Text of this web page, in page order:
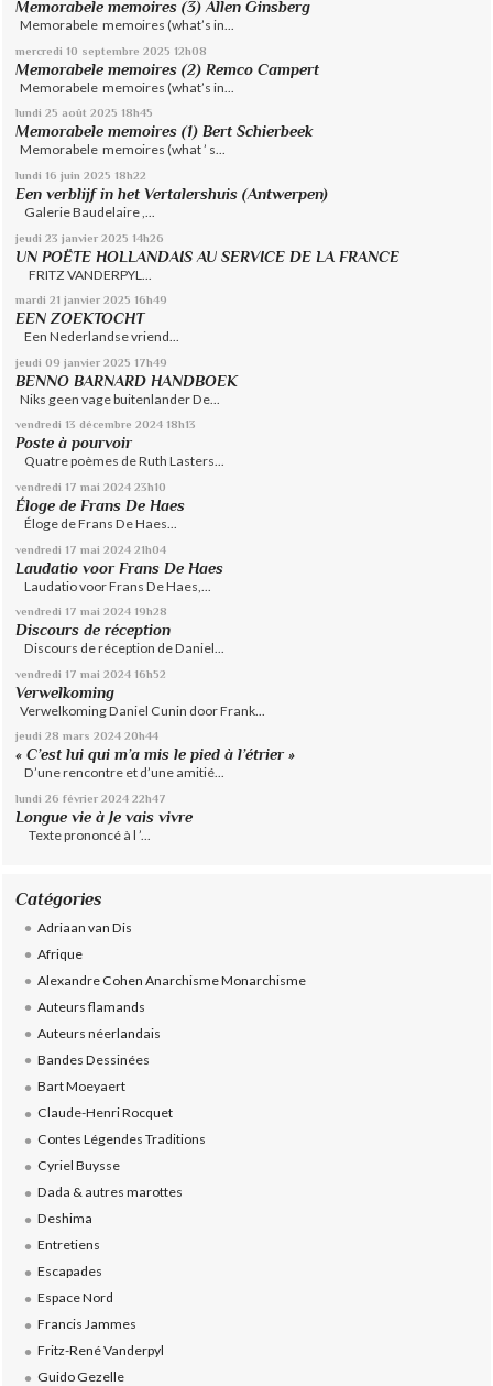
Memorabele memoires (3) Allen Ginsberg
Memorabele memoires (what’s in...
mercredi 10 septembre 2025 12h08
Memorabele memoires (2) Remco Campert
Memorabele memoires (what’s in...
lundi 25 août 2025 18h45
Memorabele memoires (1) Bert Schierbeek
Memorabele memoires (what ’ s...
lundi 16 juin 2025 18h22
Een verblijf in het Vertalershuis (Antwerpen)
Galerie Baudelaire ,...
jeudi 23 janvier 2025 14h26
UN POËTE HOLLANDAIS AU SERVICE DE LA FRANCE
FRITZ VANDERPYL...
mardi 21 janvier 2025 16h49
EEN ZOEKTOCHT
Een Nederlandse vriend...
jeudi 09 janvier 2025 17h49
BENNO BARNARD HANDBOEK
Niks geen vage buitenlander De...
vendredi 13 décembre 2024 18h13
Poste à pourvoir
Quatre poèmes de Ruth Lasters...
vendredi 17 mai 2024 23h10
Éloge de Frans De Haes
Éloge de Frans De Haes...
vendredi 17 mai 2024 21h04
Laudatio voor Frans De Haes
Laudatio voor Frans De Haes,...
vendredi 17 mai 2024 19h28
Discours de réception
Discours de réception de Daniel...
vendredi 17 mai 2024 16h52
Verwelkoming
Verwelkoming Daniel Cunin door Frank...
jeudi 28 mars 2024 20h44
« C’est lui qui m’a mis le pied à l’étrier »
D’une rencontre et d’une amitié...
lundi 26 février 2024 22h47
Longue vie à Je vais vivre
Texte prononcé à l ’...
Catégories
Adriaan van Dis
Afrique
Alexandre Cohen Anarchisme Monarchisme
Auteurs flamands
Auteurs néerlandais
Bandes Dessinées
Bart Moeyaert
Claude-Henri Rocquet
Contes Légendes Traditions
Cyriel Buysse
Dada & autres marottes
Deshima
Entretiens
Escapades
Espace Nord
Francis Jammes
Fritz-René Vanderpyl
Guido Gezelle